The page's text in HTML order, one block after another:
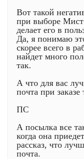
Вот такой
при выборе Мист
делает его в
Да, я понимаю
скорее всего в
найдет много
так.
А что для вас
почта при
ПС
А посылка все
когда она
рассказ, что
почта.